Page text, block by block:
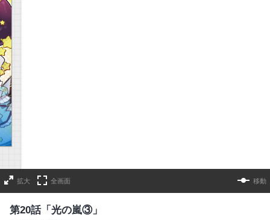
拡大 全画面 移動
第20話「光の嵐③」